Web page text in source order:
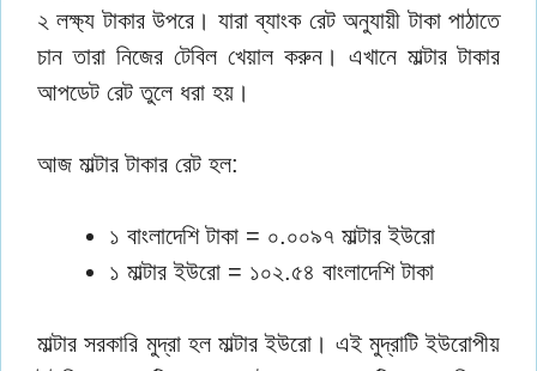
২ লক্ষ্য টাকার উপরে। যারা ব্যাংক রেট অনুযায়ী টাকা পাঠাতে
চান তারা নিজের টেবিল খেয়াল করুন। এখানে মাল্টার টাকার
আপডেট রেট তুলে ধরা হয়।
আজ মাল্টার টাকার রেট হল:
১ বাংলাদেশি টাকা = ০.০০৯৭ মাল্টার ইউরো
১ মাল্টার ইউরো = ১০২.৫৪ বাংলাদেশি টাকা
মাল্টার সরকারি মুদ্রা হল মাল্টার ইউরো। এই মুদ্রাটি ইউরোপীয়